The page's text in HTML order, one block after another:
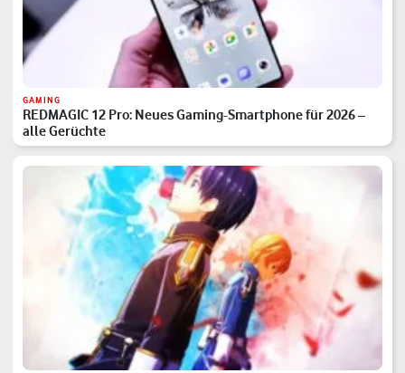
GAMING
REDMAGIC 12 Pro: Neues Gaming-Smartphone für 2026 –
alle Gerüchte